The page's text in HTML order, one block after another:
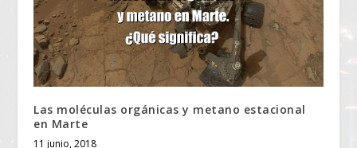
Las moléculas orgánicas y metano estacional
en Marte
11 junio, 2018